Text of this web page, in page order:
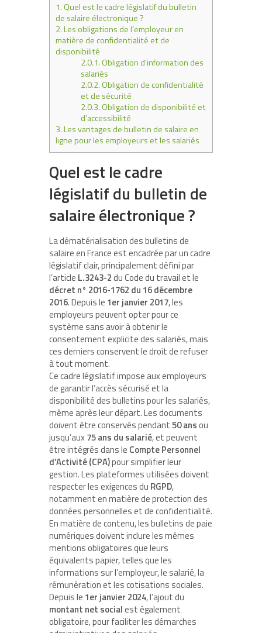
1.Quel est le cadre législatif du bulletin
de salaire électronique ?
2.Les obligations de l’employeur en
matière de confidentialité et de
disponibilité
2.0.1.Obligation d’information des
salariés
2.0.2.Obligation de confidentialité
et de sécurité
2.0.3.Obligation de disponibilité et
d’accessibilité
3.Les vantages de bulletin de salaire en
ligne pour les employeurs et les salariés
Quel est le cadre
législatif du bulletin de
salaire électronique ?
La dématérialisation des bulletins de
salaire en France est encadrée par un cadre
législatif clair, principalement défini par
l’article L.3243-2du Code du travail et le
décret n° 2016-1762 du 16 décembre
2016. Depuis le 1er janvier 2017, les
employeurs peuvent opter pour ce
système sans avoir à obtenir le
consentement explicite des salariés, mais
ces derniers conservent le droit de refuser
à tout moment.
Ce cadre législatif impose aux employeurs
de garantir l’accès sécurisé et la
disponibilité des bulletins pour les salariés,
même après leur départ. Les documents
doivent être conservés pendant50 ansou
jusqu’aux75 ans du salarié, et peuvent
être intégrés dans le Compte Personnel
d’Activité (CPA)pour simplifier leur
gestion. Les plateformes utilisées doivent
respecter les exigences du RGPD,
notamment en matière de protection des
données personnelles et de confidentialité.
En matière de contenu, les bulletins de paie
numériques doivent inclure les mêmes
mentions obligatoires que leurs
équivalents papier, telles que les
informations sur l’employeur, le salarié, la
rémunération et les cotisations sociales.
Depuis le 1er janvier 2024, l’ajout du
montant net socialest également
obligatoire, pour faciliter les démarches